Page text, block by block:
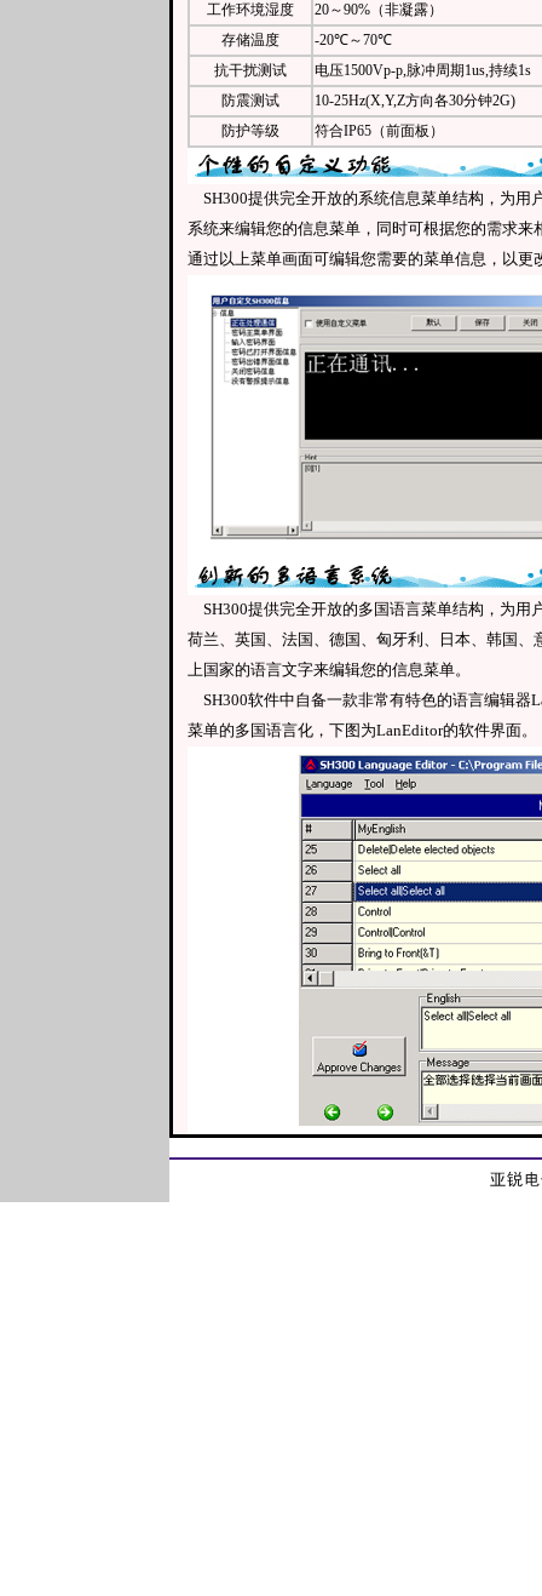
工作环境湿度
20～90%（非凝露）
存储温度
-20℃～70℃
抗干扰测试
电压1500Vp-p,脉冲周期1us,持续1s
防震测试
10-25Hz(X,Y,Z方向各30分钟2G)
防护等级
符合IP65（前面板）
SH300提供完全开放的系统信息菜单结构，为用
系统来编辑您的信息菜单，同时可根据您的需求
通过以上菜单画面可编辑您需要的菜单信息，以更
SH300提供完全开放的多国语言菜单结构，为用
荷兰、英国、法国、德国、匈牙利、日本、韩国
上国家的语言文字来编辑您的信息菜单。
SH300软件中自备一款非常有特色的语言编辑器
菜单的多国语言化，下图为LanEditor的软件界面。